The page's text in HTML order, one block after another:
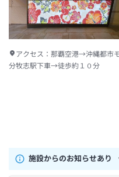
アクセス： 那覇空港→沖縄都市
分牧志駅下車→徒歩約１０分
施設からのお知らせあり